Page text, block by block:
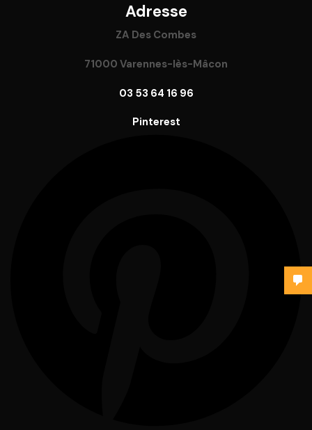
Adresse
ZA Des Combes
71000 Varennes-lès-Mâcon
03 53 64 16 96
Pinterest